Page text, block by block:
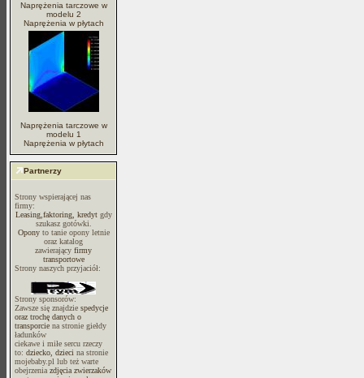
Naprężenia tarczowe w
modelu 2
Naprężenia w płytach
Naprężenia tarczowe w
modelu 1
Naprężenia w płytach
Partnerzy
Strony wspierającej nas
firmy:
Leasing,faktoring, kredytgdy
szukasz gotówki.
Oponyto tanie opony letnie
oraz katalog
zawierający firmy
transportowe
Strony naszych przyjaciół:
Strony sponsorów:
Zawsze się znajdzie spedycje
oraz trochę danych o
transporcie na stronie giełdy
ładunków
ciekawe i miłe sercu rzeczy
to: dziecko, dzieci na stronie
mojebaby.pl lub też warte
obejrzenia zdjęcia zwierzaków